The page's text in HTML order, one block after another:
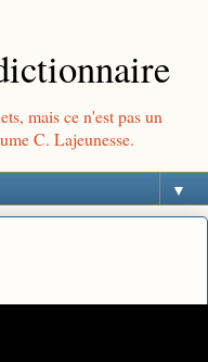
mais ce n'est pas un
C. Lajeunesse.
▼